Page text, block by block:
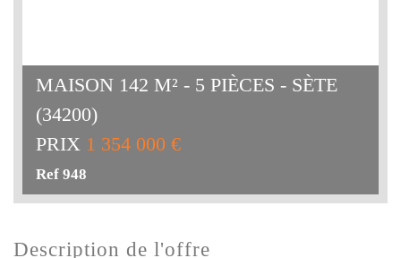
MAISON 142 M² - 5 PIÈCES - SÈTE
(34200)
PRIX 1 354 000 €
Ref 948
description de l'offre